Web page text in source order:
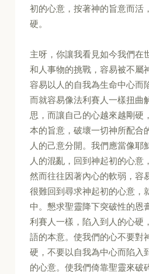
初的心意，按著神的旨意而活
硬。
主呀，你讓我看見如今我們在
和人事物的挑戰，容易被不屬
容易以人的自我為生命中心而
而就容易像法利賽人一樣扭曲
思，而讓自己的心越來越剛硬
本的旨意，破壞一切神所配合
人的己意分開。我們應當像耶
人的混亂，回到神起初的心意
然而往往因著內心的軟弱，容
很難回到尋求神起初的心意，
中。懇求聖靈降下突破性的恩
利賽人一樣，陷入到人的心硬
語的本意。使我們的心不要對
硬，不要以自我為中心而陷入
的心意。使我們倚靠聖靈來破